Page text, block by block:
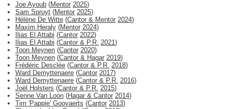
Joe Ayoub (Mentor 2025)
Sam Spruyt (Mentor 2025)
Hélène De Witte (Cantor & Mentor 2024)
Maxim Heraly (Mentor 2024)
Ilias El Attabi (Cantor 2022)
Ilias El Attabi (Cantor & P.R. 2021)
Toon Meynen (Cantor 2020)
Toon Meynen (Cantor & Hagar 2019)
Frédéric Desclée (Cantor & P.R. 2018)
Ward Demyttenaere (Cantor 2017)
Ward Demyttenaere (Cantor & P.R. 2016)
Joël Holsters (Cantor & P.R. 2015)
Senne Van Loon (Hagar & Cantor 2014)
Tim 'Pappie' Goovaerts (Cantor 2013)